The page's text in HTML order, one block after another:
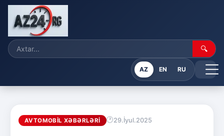
🔍
AZ EN RU
AVTOMOBIL XƏBƏRLƏRI 29.İyul.2025